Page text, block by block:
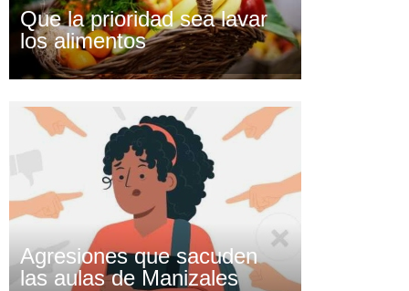
Que la prioridad sea lavar
los alimentos
Agresiones que sacuden
las aulas de Manizales